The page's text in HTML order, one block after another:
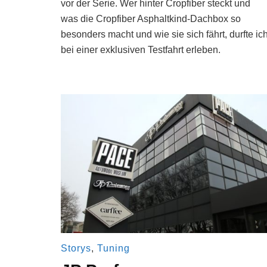
vor der Serie. Wer hinter Cropfiber steckt und
was die Cropfiber Asphaltkind-Dachbox so
besonders macht und wie sie sich fährt, durfte
bei einer exklusiven Testfahrt erleben.
Storys, Tuning